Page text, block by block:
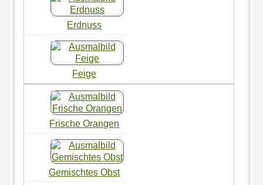
Erdnuss
Feige
Frische Orangen
Gemischtes Obst